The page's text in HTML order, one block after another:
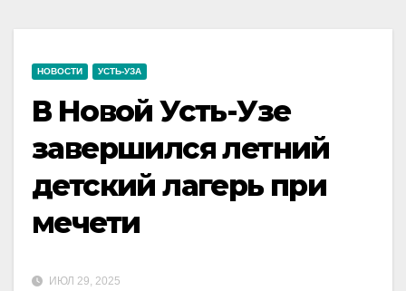
НОВОСТИ УСТЬ-УЗА
В Новой Усть-Узе
завершился летний
детский лагерь при
мечети
ИЮЛ 29, 2025